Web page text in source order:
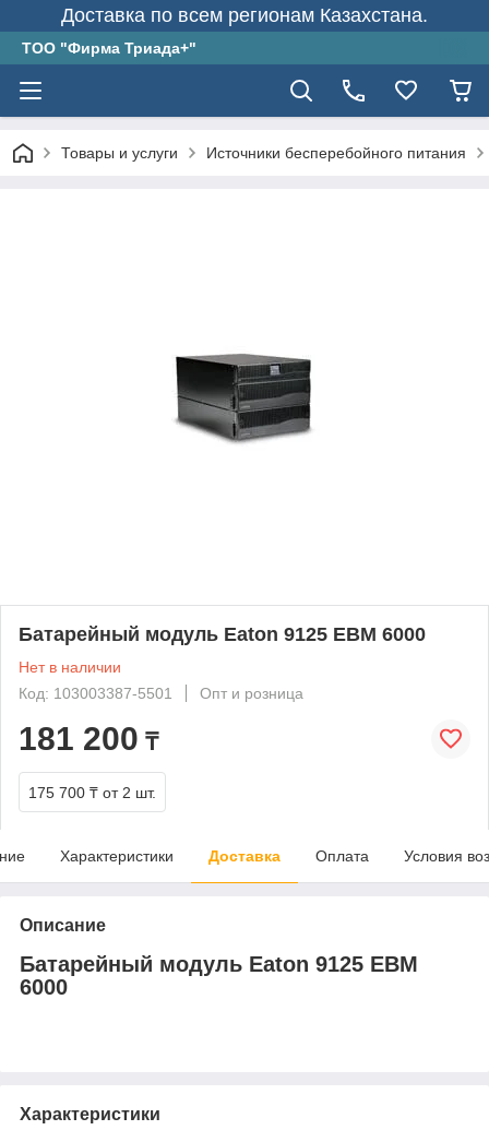
Доставка по всем регионам Казахстана.
ТОО "Фирма Триада+"
Товары и услуги Источники бесперебойного питания
Батарейный модуль Eaton 9125 EBM 6000
Нет в наличии
Код: 103003387-5501
Опт и розница
181 200 ₸
175 700 ₸ от 2 шт.
Характеристики Доставка Оплата Условия
Описание
Батарейный модуль Eaton 9125 EBM
6000
Характеристики